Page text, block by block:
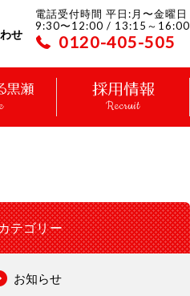
せ
電話受付時間 平日:月〜金曜日
9:30〜12:00 / 13:15～16:00
0120-405-505
Recruit
テゴリー
お知らせ